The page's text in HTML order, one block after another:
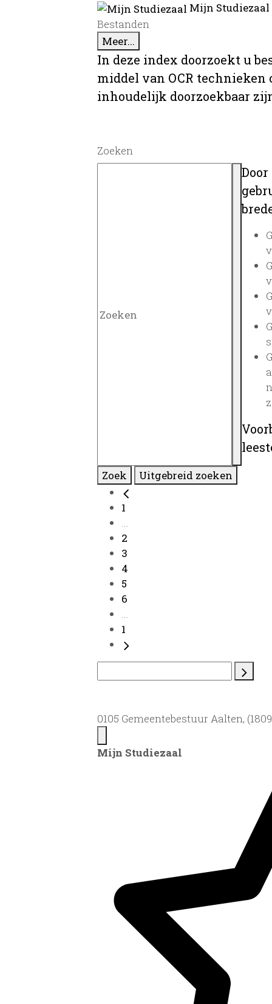
Mijn
Bestanden
Meer...
In deze index doorzoekt u
middel van OCR
inhoudelijk doorzoekbaar
Zoeken
Zoek Uitgebreid zoeken
1
...
2
3
4
5
6
...
1
0105 Gemeentebestuur Aalten,
Mijn Studiezaal